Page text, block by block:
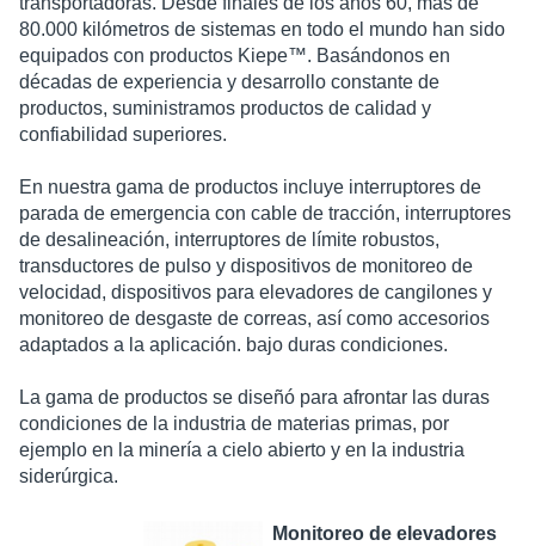
80.000 kilómetros de sistemas en todo el mundo han sido
equipados con productos Kiepe™. Basándonos en
décadas de experiencia y desarrollo constante de
productos, suministramos productos de calidad y
confiabilidad superiores. ​
En nuestra gama de productos incluye interruptores de
parada de emergencia con cable de tracción, interruptores
de desalineación, interruptores de límite robustos,
transductores de pulso y dispositivos de monitoreo de
velocidad, dispositivos para elevadores de cangilones y
monitoreo de desgaste de correas, así como accesorios
adaptados a la aplicación. bajo duras condiciones. ​
La gama de productos se diseñó para afrontar las duras
condiciones de la industria de materias primas, por
ejemplo en la minería a cielo abierto y en la industria
siderúrgica.​
Monitoreo de elevadores